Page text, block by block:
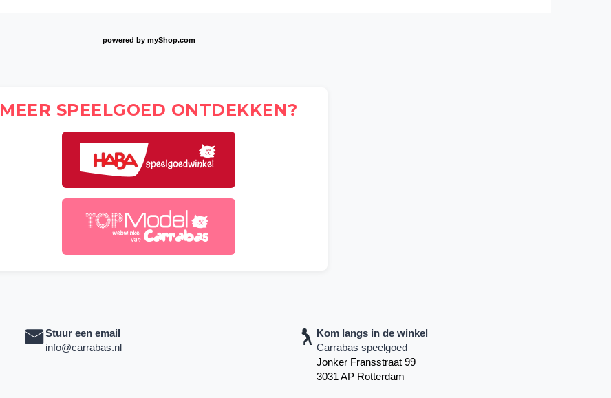
powered by myShop.com
MEER SPEELGOED ONTDEKKEN?
Stuur een email
info@carrabas.nl
Kom langs in de winkel
Carrabas speelgoed
Jonker Fransstraat 99
3031 AP Rotterdam